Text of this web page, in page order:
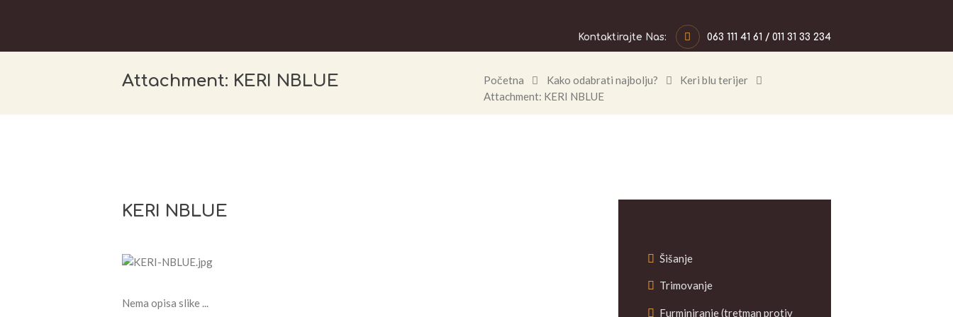
Kontaktirajte Nas: 063 111 41 61 / 011 31 33 234
Attachment: KERI NBLUE Početna Kako odabrati najbolju?
Keri blu terijer
Attachment: KERI NBLUE
KERI NBLUE
Nema opisa slike ...
Šišanje
Trimovanje
Furminiranje (tretman protiv